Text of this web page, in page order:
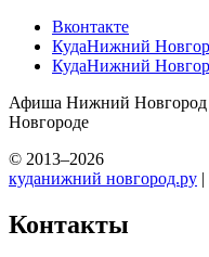
Вконтакте
КудаНижний
КудаНижний
Афиша Нижний Новгород
Новгороде
© 2013–2026
куданижний новгород.ру
Контакты